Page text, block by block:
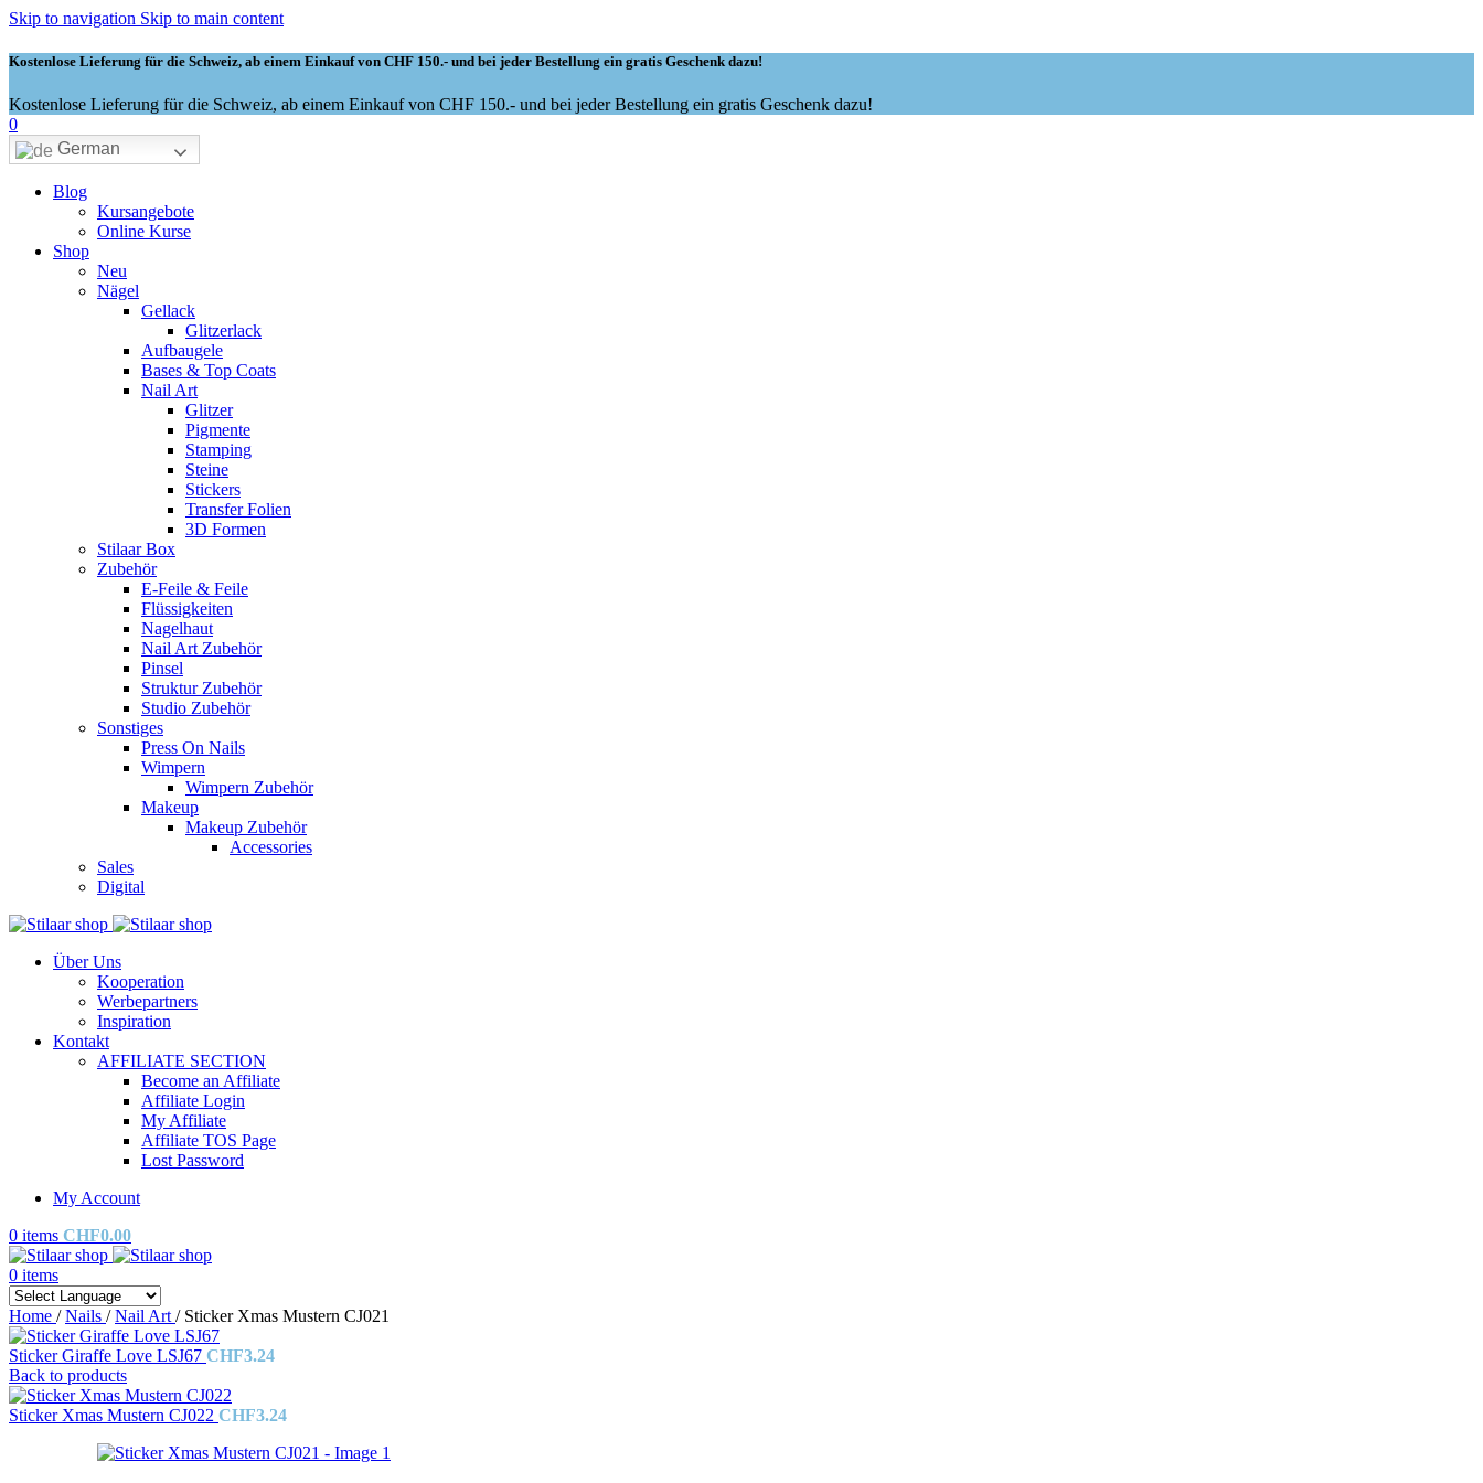
Skip to navigation Skip to main content
Kostenlose Lieferung für die Schweiz, ab einem Einkauf von CHF 150.- und bei jeder Bestellung ein gratis Geschenk dazu!
Kostenlose Lieferung für die Schweiz, ab einem Einkauf von CHF 150.- und bei jeder Bestellung ein gratis Geschenk dazu!
0
German
Blog
Kursangebote
Online Kurse
Shop
Neu
Nägel
Gellack
Glitzerlack
Aufbaugele
Bases & Top Coats
Nail Art
Glitzer
Pigmente
Stamping
Steine
Stickers
Transfer Folien
3D Formen
Stilaar Box
Zubehör
E-Feile & Feile
Flüssigkeiten
Nagelhaut
Nail Art Zubehör
Pinsel
Struktur Zubehör
Studio Zubehör
Sonstiges
Press On Nails
Wimpern
Wimpern Zubehör
Makeup
Makeup Zubehör
Accessories
Sales
Digital
Über Uns
Kooperation
Werbepartners
Inspiration
Kontakt
AFFILIATE SECTION
Become an Affiliate
Affiliate Login
My Affiliate
Affiliate TOS Page
Lost Password
My Account
0 items CHF0.00
0 items
Home / Nails / Nail Art / Sticker Xmas Mustern CJ021
Sticker Giraffe Love LSJ67 CHF3.24
Back to products
Sticker Xmas Mustern CJ022 CHF3.24